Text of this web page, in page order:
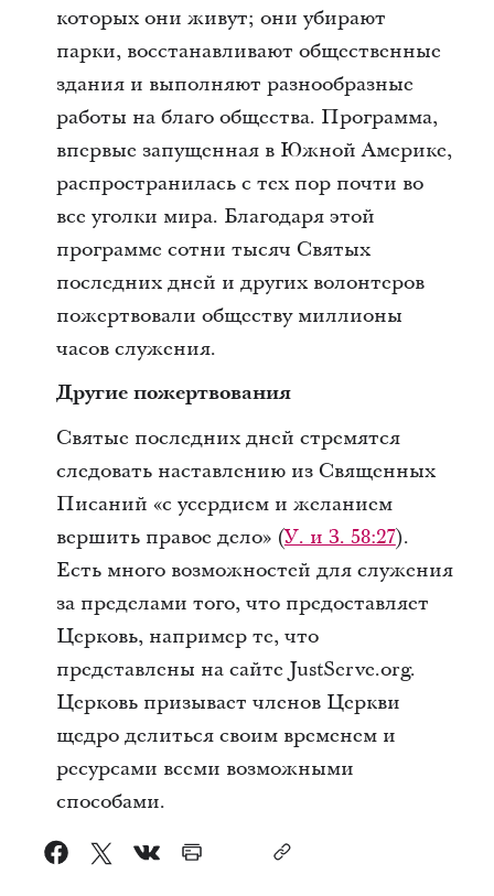
которых они живут; они убирают
парки, восстанавливают общественные
здания и выполняют разнообразные
работы на благо общества. Программа,
впервые запущенная в Южной Америке,
распространилась с тех пор почти во
все уголки мира. Благодаря этой
программе сотни тысяч Святых
последних дней и других волонтеров
пожертвовали обществу миллионы
часов служения.
Другие пожертвования
Святые последних дней стремятся
следовать наставлению из Священных
Писаний «с усердием и желанием
вершить правое дело» (У. и З. 58:27).
Есть много возможностей для служения
за пределами того, что предоставляет
Церковь, например те, что
представлены на сайте JustServe.org.
Церковь призывает членов Церкви
щедро делиться своим временем и
ресурсами всеми возможными
способами.